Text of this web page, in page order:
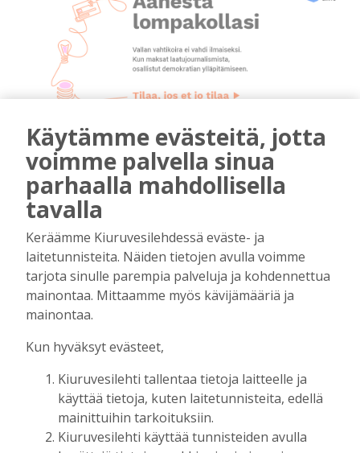
mainos päättyy
AIEMMIN AIHEESTA
Golftapahtuma tuotti jälleen komeasti
julkaistaan loppuvuodesta
Tilaajille
Aku Laatikainen 7.8.2026
Käytämme evästeitä, jotta
voimme palvella sinua
parhaalla mahdollisella
tavalla
Keräämme Kiuruvesilehdessä eväste- ja
laitetunnisteita. Näiden tietojen avulla voimme
tarjota sinulle parempia palveluja ja kohdennettua
mainontaa. Mittaamme myös kävijämääriä ja
mainontaa.
Kun hyväksyt evästeet,
Kiuruvesilehti tallentaa tietoja laitteelle ja
käyttää tietoja, kuten laitetunnisteita, edellä
mainittuihin tarkoituksiin.
Kiuruvesilehti käyttää tunnisteiden avulla